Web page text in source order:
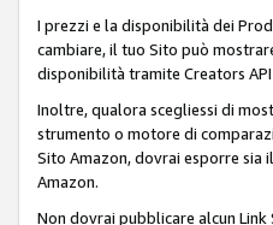
I prezzi e la disponibilità dei
cambiare, il tuo Sito può
disponibilità tramite Creators
Inoltre, qualora scegliessi di
strumento o motore di
Sito Amazon, dovrai esporre
Amazon.
Non dovrai pubblicare alcun